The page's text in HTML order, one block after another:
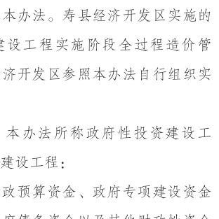
办法。寿县经济开发区实施的
设工程实施阶段全过程造价管
开发区参照本办法自行组织实
办法所称政府性投资建设工
设工程：
政预算资金、政府专项建设资金